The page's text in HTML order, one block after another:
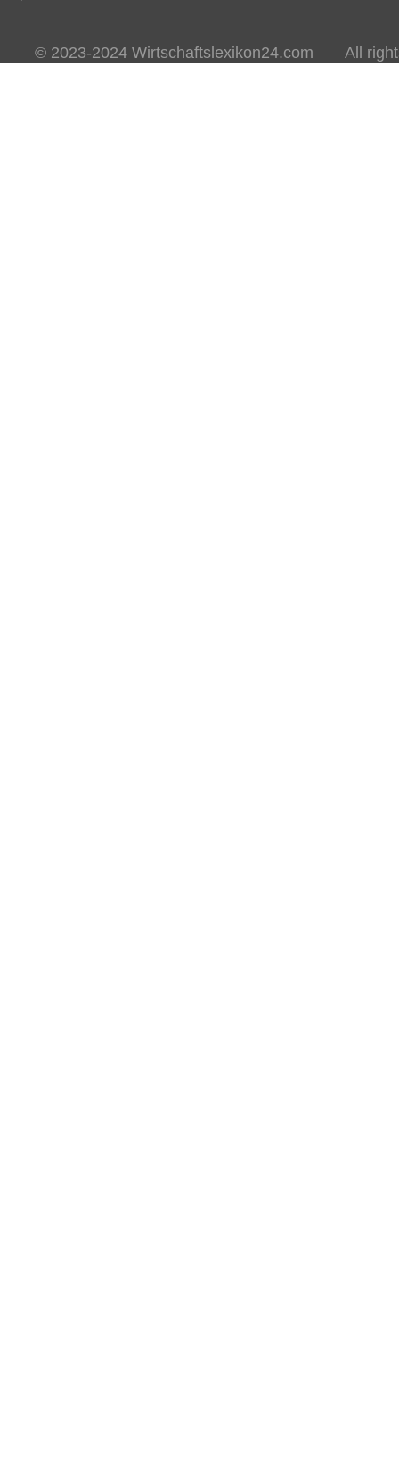
© 2023-2024 Wirtschaftslexikon24.com All